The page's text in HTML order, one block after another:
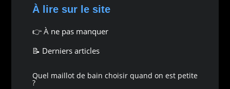
À lire sur le site
👉 À ne pas manquer
📝 Derniers articles
Quel maillot de bain choisir quand on est petite
?